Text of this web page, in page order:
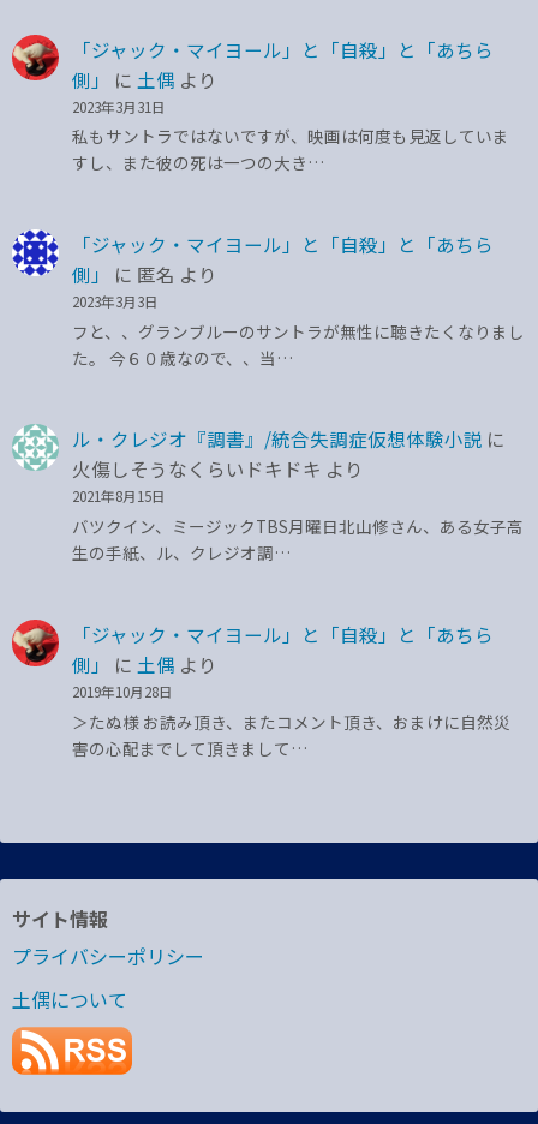
「ジャック・マイヨール」と「自殺」と「あちら
側」
に 土偶 より
2023年3月31日
私もサントラではないですが、映画は何度も見返していま
すし、また彼の死は一つの大き…
「ジャック・マイヨール」と「自殺」と「あちら
側」
に 匿名 より
2023年3月3日
フと、、グランブルーのサントラが無性に聴きたくなりまし
た。 今６０歳なので、、当…
ル・クレジオ『調書』/統合失調症仮想体験小説 に
火傷しそうなくらいドキドキ より
2021年8月15日
バツクイン、ミージックTBS月曜日北山修さん、ある女子高
生の手紙、ル、クレジオ調…
「ジャック・マイヨール」と「自殺」と「あちら
側」
に 土偶 より
2019年10月28日
＞たぬ様 お読み頂き、またコメント頂き、おまけに自然災
害の心配までして頂きまして…
サイト情報
プライバシーポリシー
土偶について